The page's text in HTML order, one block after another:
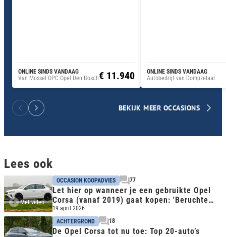
ONLINE SINDS VANDAAG
Van Mossel OPC Opel Den Bosch€ 11.940
ONLINE SINDS VANDAAG
Autobedrijf van Dompzelaar
BEKIJK MEER OCCASIONS
Lees ook
Met video
OCCASION KOOPADVIES 77
Let hier op wanneer je een gebruikte Opel
Corsa (vanaf 2019) gaat kopen: 'Beruchte
PureTech motor'
19 april 2026
ACHTERGROND
18
De Opel Corsa tot nu toe: Top 20-auto’s